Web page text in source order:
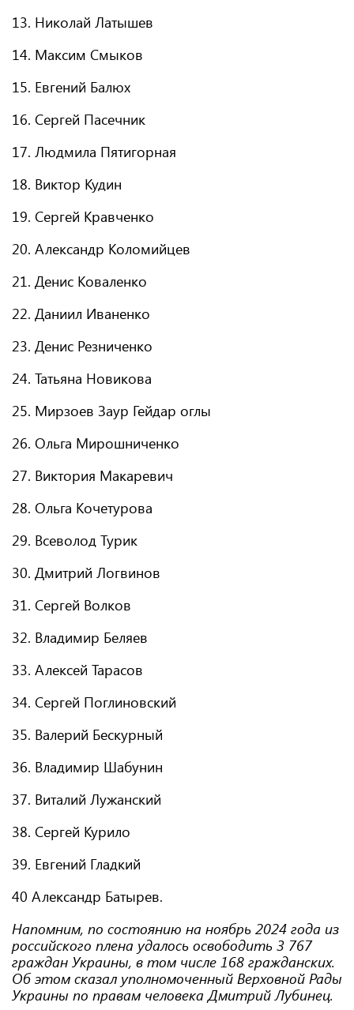
13. Николай Латышев
14. Максим Смыков
15. Евгений Балюх
16. Сергей Пасечник
17. Людмила Пятигорная
18. Виктор Кудин
19. Сергей Кравченко
20. Александр Коломийцев
21. Денис Коваленко
22. Даниил Иваненко
23. Денис Резниченко
24. Татьяна Новикова
25. Мирзоев Заур Гейдар оглы
26. Ольга Мирошниченко
27. Виктория Макаревич
28. Ольга Кочетурова
29. Всеволод Турик
30. Дмитрий Логвинов
31. Сергей Волков
32. Владимир Беляев
33. Алексей Тарасов
34. Сергей Поглиновский
35. Валерий Бескурный
36. Владимир Шабунин
37. Виталий Лужанский
38. Сергей Курило
39. Евгений Гладкий
40 Александр Батырев.
Напомним, по состоянию на ноябрь 2024 года из
российского плена удалось освободить 3 767
граждан Украины, в том числе 168 гражданских.
Об этом сказал уполномоченный Верховной Рады
Украины по правам человека Дмитрий Лубинец.